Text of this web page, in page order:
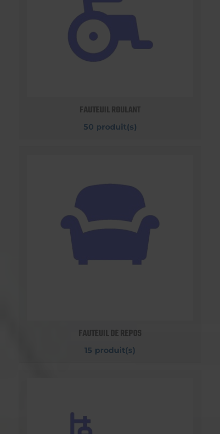
FAUTEUIL ROULANT
50 produit(s)
FAUTEUIL DE REPOS
15 produit(s)